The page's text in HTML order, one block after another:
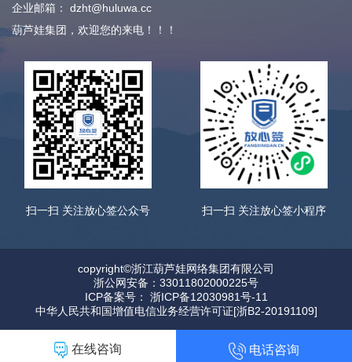
企业邮箱：
dzht@huluwa.cc
葫芦娃集团，欢迎您的来电！！！
扫一扫 关注放心签公众号 扫一扫 关注放心签小程序
在线咨询 电话咨询
copyright©浙江葫芦娃网络集团有限公司
浙公网安备：33011802000225号
ICP备案号： 浙ICP备12030981号-11
中华人民共和国增值电信业务经营许可证[浙B2-20191109]